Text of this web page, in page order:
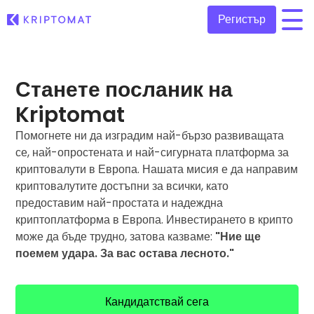
Над 300+ криптовалути
Топ печеливши & губещи
Намерете възможности за инвестиране
Наскоро добавени
Последно добавени токени в Kriptomat
Ако бях купил за 100 €…
...днес щеше да струва
Купуване и продаване на криптовалута
Купете 300+ криптовалути
Размяна на криптовалута
Над 1 000 опции за двойки
Интелигентни портфолиа
Интелигентен начин за инвестиране в криптовалути
Инвестиционен изследовател
Регистър
Станете посланик на
Kriptomat
Помогнете ни да изградим най-бързо развиващата
се, най-опростената и най-сигурната платформа за
криптовалути в Европа. Нашата мисия е да направим
криптовалутите достъпни за всички, като
предоставим най-простата и надеждна
криптоплатформа в Европа. Инвестирането в крипто
може да бъде трудно, затова казваме: "Ние ще
поемем удара. За вас остава лесното."
Кандидатствай сега